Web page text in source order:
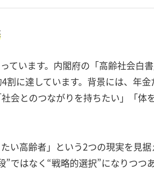
ています。内閣府の「高齢社会白
割に達しています。背景には、年
会とのつながりを持ちたい」「体
い高齢者」という2つの現実を見
ではなく“戦略的選択”になりつつあ